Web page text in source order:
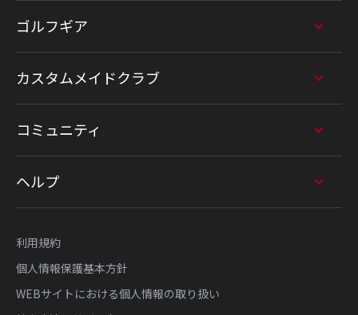
ゴルフギア
カスタムメイドクラブ
コミュニティ
ヘルプ
利用規約
個人情報保護基本方針
WEBサイトにおける個人情報の取り扱い